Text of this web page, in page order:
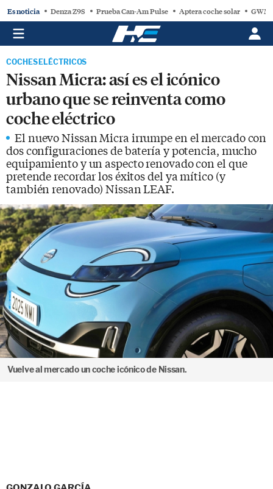
Es noticia Denza Z9S Prueba Can-Am Pulse Aptera coche solar GWM
COCHES ELÉCTRICOS
Nissan Micra: así es el icónico
urbano que se reinventa como
coche eléctrico
El nuevo Nissan Micra irrumpe en el mercado con
dos configuraciones de batería y potencia, mucho
equipamiento y un aspecto renovado con el que
pretende recordar los éxitos del ya mítico (y
también renovado) Nissan LEAF.
Vuelve al mercado un coche icónico de Nissan.